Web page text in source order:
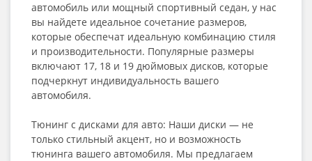
автомобиль или мощный спортивный седан, у нас
вы найдете идеальное сочетание размеров,
которые обеспечат идеальную комбинацию стиля
и производительности. Популярные размеры
включают 17, 18 и 19 дюймовых дисков, которые
подчеркнут индивидуальность вашего
автомобиля.
Тюнинг с дисками для авто: Наши диски — не
только стильный акцент, но и возможность
тюнинга вашего автомобиля. Мы предлагаем